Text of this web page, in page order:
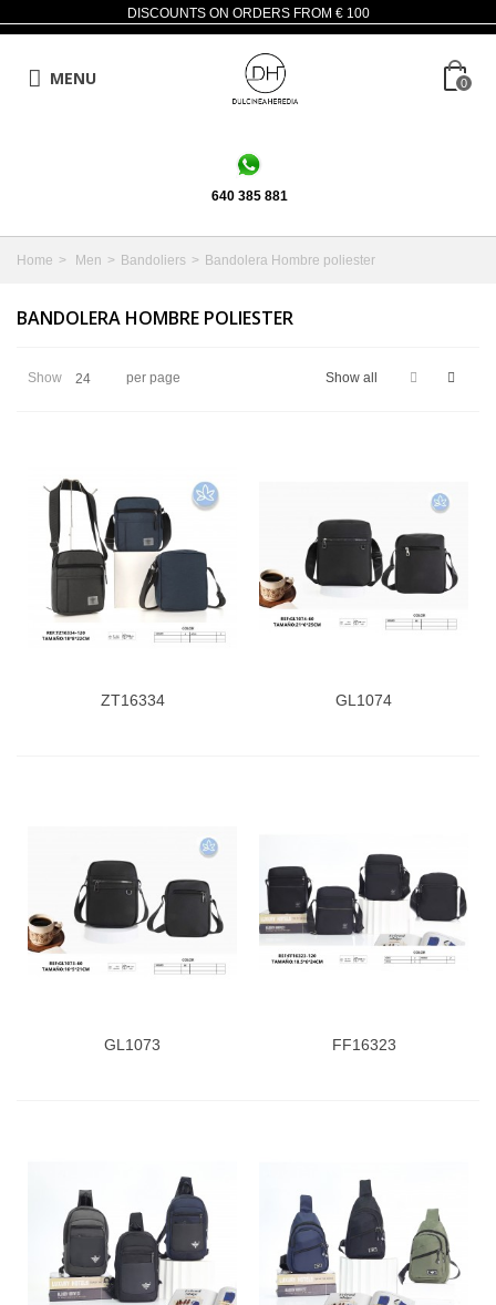
DISCOUNTS ON ORDERS FROM € 100
MENU 0
640 385 881
Home > Men > Bandoliers > Bandolera Hombre poliester
BANDOLERA HOMBRE POLIESTER
Show 24 per page Show all
ZT16334 GL1074
GL1073 FF16323